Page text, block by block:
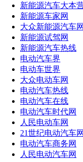
新能源汽车大本
新能源车家网
大众新能源汽车网
新能源试驾网
新能源汽车热线
电动汽车界
电动车世界
大众电动车网
电动汽车热线
电动汽车在线
电动汽车时代网
人民电动车网
21世纪电动汽车网
电动汽车商务网
人民电动汽车网